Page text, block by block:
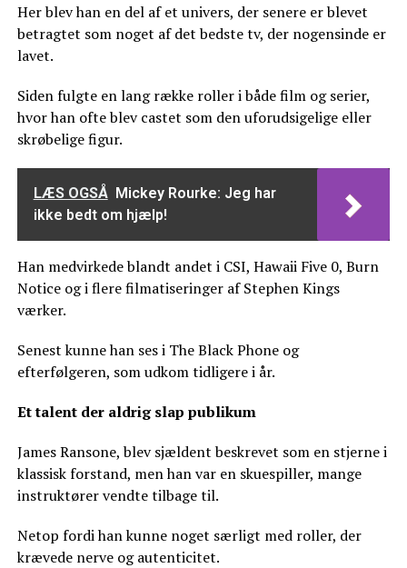
Her blev han en del af et univers, der senere er blevet
betragtet som noget af det bedste tv, der nogensinde er
lavet.
Siden fulgte en lang række roller i både film og serier,
hvor han ofte blev castet som den uforudsigelige eller
skrøbelige figur.
LÆS OGSÅ Mickey Rourke: Jeg har
ikke bedt om hjælp!
Han medvirkede blandt andet i CSI, Hawaii Five 0, Burn
Notice og i flere filmatiseringer af Stephen Kings
værker.
Senest kunne han ses i The Black Phone og
efterfølgeren, som udkom tidligere i år.
Et talent der aldrig slap publikum
James Ransone, blev sjældent beskrevet som en stjerne i
klassisk forstand, men han var en skuespiller, mange
instruktører vendte tilbage til.
Netop fordi han kunne noget særligt med roller, der
krævede nerve og autenticitet.